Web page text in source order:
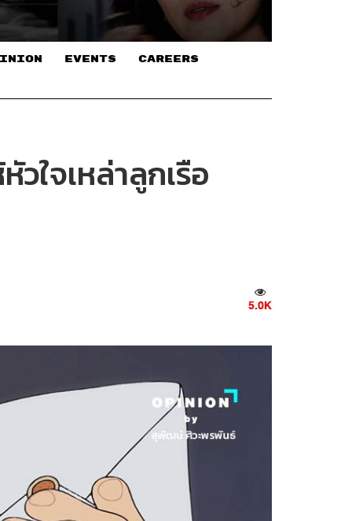
EVENTS CAREERS
ใจเหล่าลูกเรือ
5.0K